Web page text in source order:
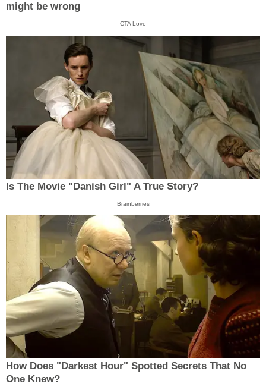
might be wrong
CTA Love
Is The Movie "Danish Girl" A True Story?
Brainberries
How Does "Darkest Hour" Spotted Secrets That No
One Knew?